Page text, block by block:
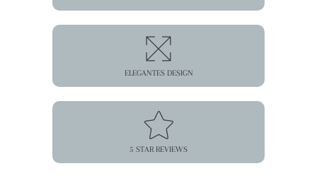
ELEGANTES DESIGN
5 STAR REVIEWS